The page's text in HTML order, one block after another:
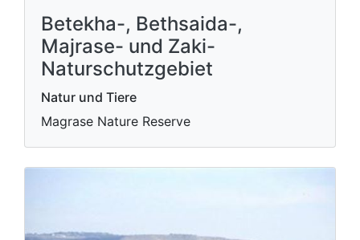
Betekha-, Bethsaida-,
Majrase- und Zaki-
Naturschutzgebiet
Natur und Tiere
Magrase Nature Reserve